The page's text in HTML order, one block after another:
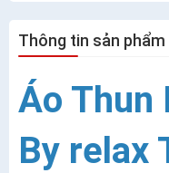
Thông tin sản phẩm
Áo Thun
By relax